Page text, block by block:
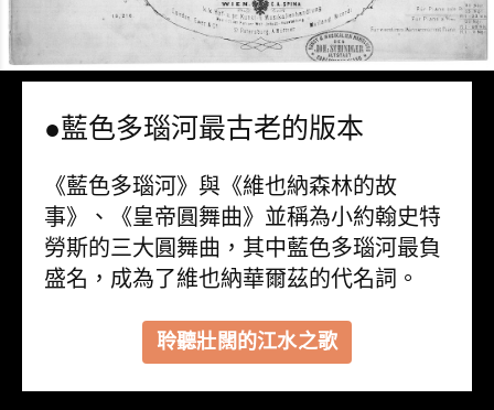
●藍色多瑙河最古老的版本
《藍色多瑙河》與《維也納森林的故
事》、《皇帝圓舞曲》並稱為小約翰史特
勞斯的三大圓舞曲，其中藍色多瑙河最負
盛名，成為了維也納華爾茲的代名詞。
聆聽壯闊的江水之歌